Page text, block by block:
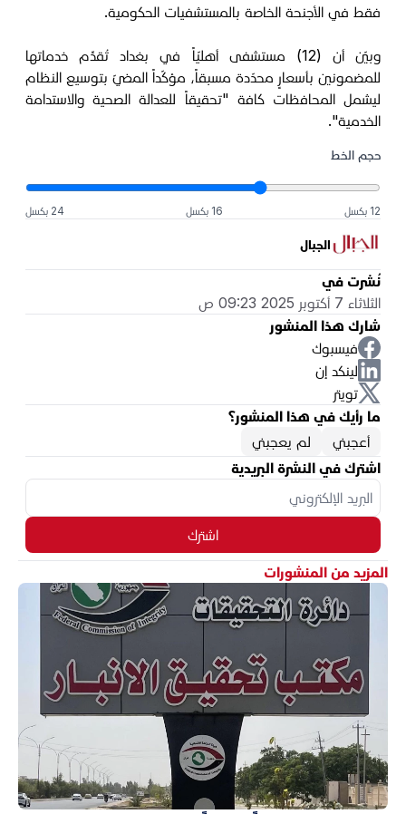
فقط في الأجنحة الخاصة بالمستشفيات الحكومية.
وبيّن أن (12) مستشفى أهليّاً في بغداد تُقدِّم خدماتها
للمضمونين بأسعارٍ محدّدة مسبقاً، مؤكّداً المضيّ بتوسيع النظام
ليشمل المحافظات كافة "تحقيقاً للعدالة الصحية والاستدامة
الخدمية".
حجم الخط
12 بكسل 16 بكسل 24 بكسل
الجبال
نُشرت في
الثلاثاء 7 أكتوبر 2025 09:23 ص
شارك هذا المنشور
فيسبوك
لينكد إن
تويتر
ما رأيك في هذا المنشور؟
أعجبني
لم يعجبني
اشترك في النشرة البريدية
اشترك
المزيد من المنشورات